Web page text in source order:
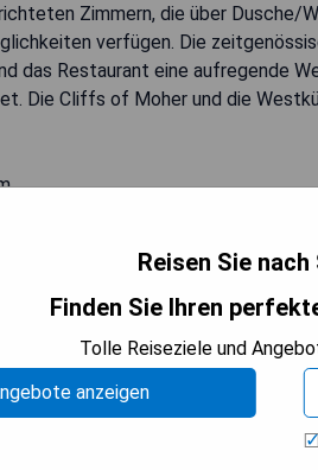
Zimmern, die über Dusche/
verfügen. Die
das Restaurant eine aufregende
Die Cliffs of Moher und die
ANZEIGEN
Reisen Sie nach
Finden Sie Ihren
Tolle Reiseziele und
anzeigen